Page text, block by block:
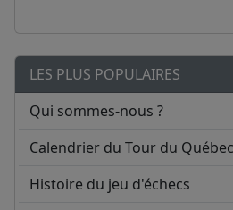
LES PLUS POPULAIRES
Qui sommes-nous ?
Calendrier du Tour du
Histoire du jeu d'échecs